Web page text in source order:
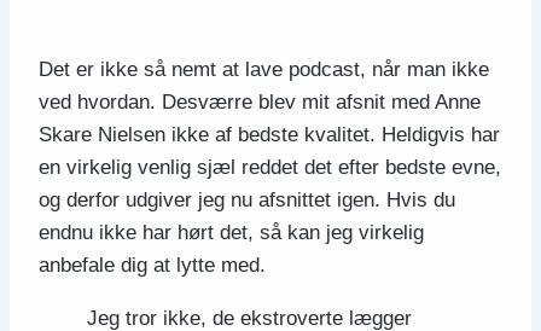
Det er ikke så nemt at lave podcast, når man ikke
ved hvordan. Desværre blev mit afsnit med Anne
Skare Nielsen ikke af bedste kvalitet. Heldigvis har
en virkelig venlig sjæl reddet det efter bedste evne,
og derfor udgiver jeg nu afsnittet igen. Hvis du
endnu ikke har hørt det, så kan jeg virkelig
anbefale dig at lytte med.
Jeg tror ikke, de ekstroverte lægger